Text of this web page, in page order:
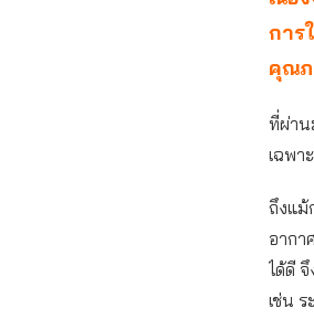
การ
คุณภ
ที่ผ่าน
เฉพา
ถึงแม้
อากา
ได้ดี
เช่น